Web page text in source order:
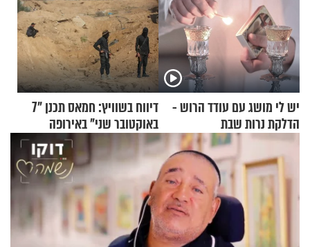
יש לי מושג עם עודד הרוש -
הדלקת נרות שבת
דיווח בשוויץ: חמאס תכנן "7
באוקטובר שני" באירופה